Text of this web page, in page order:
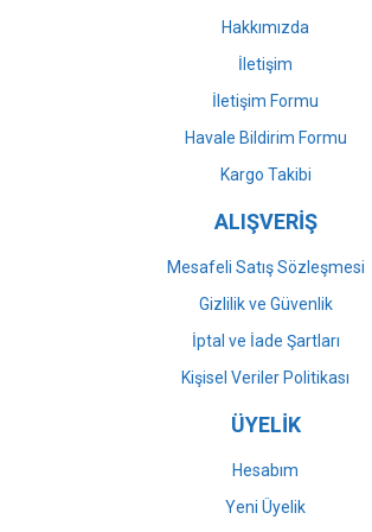
Gönder
Hakkımızda
İletişim
İletişim Formu
Havale Bildirim Formu
Kargo Takibi
ALIŞVERİŞ
Mesafeli Satış Sözleşmesi
Gizlilik ve Güvenlik
İptal ve İade Şartları
Kişisel Veriler Politikası
ÜYELİK
Hesabım
Yeni Üyelik